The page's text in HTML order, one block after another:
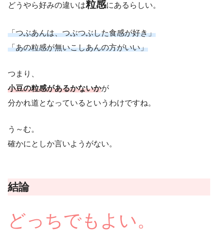
どうやら好みの違いは粒感にあるらしい。
「つぶあんは、つぶつぶした食感が好き」
「あの粒感が無いこしあんの方がいい」
つまり、
小豆の粒感があるかないかが
分かれ道となっているというわけですね。
う～む。
確かにとしか言いようがない。
結論
どっちでもよい。